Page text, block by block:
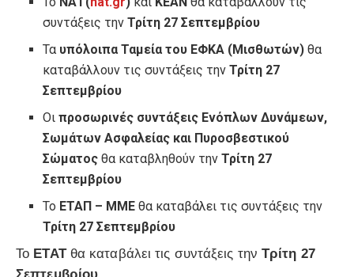
συντάξεις τηνΤρίτη 27 Σεπτεμβρίου
Τα υπόλοιπα Ταμεία του ΕΦΚΑ (Μισθωτών) θα
καταβάλλουν τις συντάξεις τηνΤρίτη 27
Σεπτεμβρίου
Οι προσωρινές συντάξεις Ενόπλων Δυνάμεων,
Σωμάτων Ασφαλείας και Πυροσβεστικού
Σώματος θα καταβληθούν τηνΤρίτη 27
Σεπτεμβρίου
Το ΕΤΑΠ – ΜΜΕ θα καταβάλει τις συντάξεις την
Τρίτη 27 Σεπτεμβρίου
Το ΕΤΑΤθα καταβάλει τις συντάξεις την Τρίτη 27